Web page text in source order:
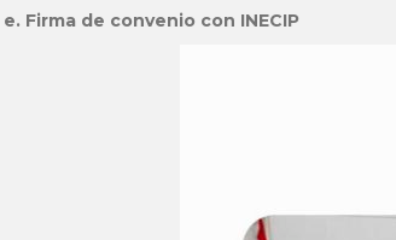
e. Firma de convenio con INECIP